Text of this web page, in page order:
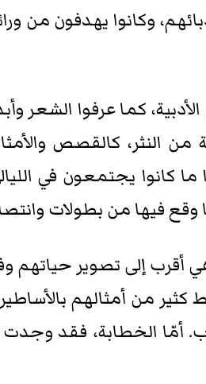
وكانوا يهدفون من
كما عرفوا الشعر
من النثر، كالقصص
كانوا يجتمعون في
فيها من بطولات
أقرب إلى تصوير حياتهم
كثير من أمثالهم
الخطابة، فقد وجدت